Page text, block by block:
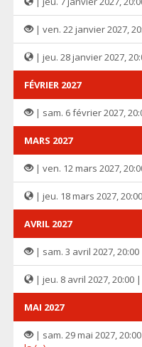
| ven. 22 janvier 2027,
| jeu. 28 janvier 2027,
FÉVRIER 2027
| sam. 6 février 2027,
MARS 2027
| ven. 12 mars 2027,
| jeu. 18 mars 2027,
AVRIL 2027
| sam. 3 avril 2027, 20:00
| jeu. 8 avril 2027, 20:00 |
MAI 2027
| sam. 29 mai 2027,